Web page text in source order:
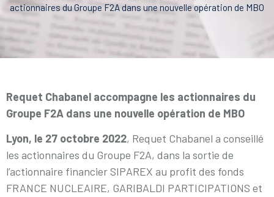
actionnaires du Groupe F2A dans une nouvelle opération de MBO
Requet Chabanel accompagne les actionnaires du
Groupe F2A dans une nouvelle opération de MBO
Lyon, le 27 octobre 2022, Requet Chabanel a conseillé
les actionnaires du Groupe F2A, dans la sortie de
l’actionnaire financier SIPAREX au profit des fonds
FRANCE NUCLEAIRE, GARIBALDI PARTICIPATIONS et